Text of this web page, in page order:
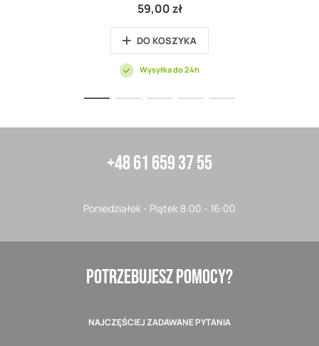
59,00 zł
DO KOSZYKA
Wysyłka do 24h
+48 61 659 37 55
Poniedziałek - Piątek 8:00 - 16:00
POTRZEBUJESZ POMOCY?
NAJCZĘŚCIEJ ZADAWANE PYTANIA